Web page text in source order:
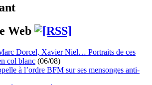
Web
Dorcel, Xavier Niel… Portraits de ces
col blanc (06/08)
à l’ordre BFM sur ses mensonges anti-